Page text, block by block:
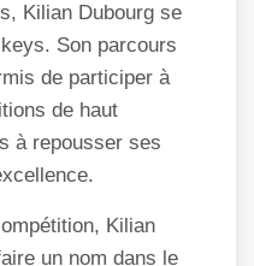
Kilian Dubourg se
Son parcours
de participer à
de haut
à repousser ses
Kilian
un nom dans le